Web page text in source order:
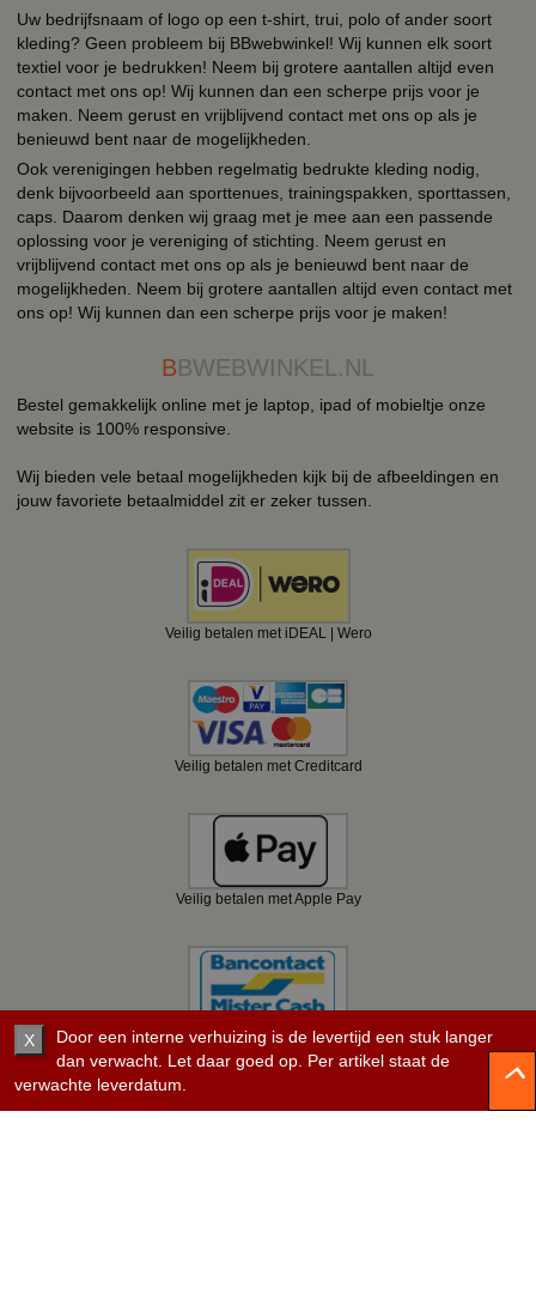
Uw bedrijfsnaam of logo op een t-shirt, trui, polo of ander soort
kleding? Geen probleem bij BBwebwinkel! Wij kunnen elk soort
textiel voor je bedrukken! Neem bij grotere aantallen altijd even
contact met ons op! Wij kunnen dan een scherpe prijs voor je
maken. Neem gerust en vrijblijvend contact met ons op als je
benieuwd bent naar de mogelijkheden.
Ook verenigingen hebben regelmatig bedrukte kleding nodig,
denk bijvoorbeeld aan sporttenues, trainingspakken, sporttassen,
caps. Daarom denken wij graag met je mee aan een passende
oplossing voor je vereniging of stichting. Neem gerust en
vrijblijvend contact met ons op als je benieuwd bent naar de
mogelijkheden. Neem bij grotere aantallen altijd even contact met
ons op! Wij kunnen dan een scherpe prijs voor je maken!
BBWEBWINKEL.NL
Bestel gemakkelijk online met je laptop, ipad of mobieltje onze
website is 100% responsive.
Wij bieden vele betaal mogelijkheden kijk bij de afbeeldingen en
jouw favoriete betaalmiddel zit er zeker tussen.
Veilig betalen met iDEAL | Wero
Veilig betalen met Creditcard
Veilig betalen met Apple Pay
Veilig betalen met Bancontact
X
Door een interne verhuizing is de levertijd een stuk langer
dan verwacht. Let daar goed op. Per artikel staat de
verwachte leverdatum.